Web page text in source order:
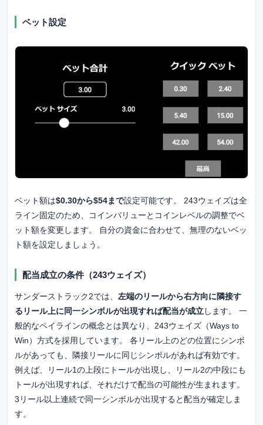
ベット設定
ベット額は$0.30から$54まで設定可能です。 243ウェイズは全
ライン固定のため、コインバリューとコインレベルの調整でベ
ット額を変更します。 自分の資金に合わせて、無理のないベッ
ト額を設定しましょう。
配当成立の条件（243ウェイズ）
サンダーストラック2では、 左端のリールから右方向に隣接す
るリール上に同一シンボルが出現すれば配当が成立します。 一
般的なペイラインの概念とは異なり、243ウェイズ（Ways to
Win）方式を採用しています。 各リール上のどの位置にシンボ
ルがあっても、隣接リールに同じシンボルがあれば有効です。
例えば、リール1の上段にトールが出現し、リール2の中段にも
トールが出現すれば、それだけで配当の可能性が生まれます。
3リール以上連続で同一シンボルが出現すると配当が確定しま
す。